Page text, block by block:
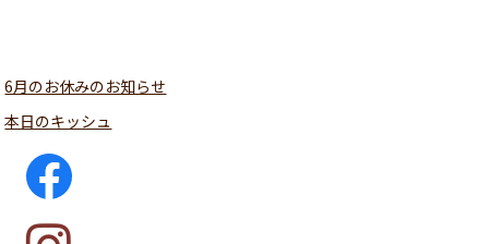
6月のお休みのお知らせ
本日のキッシュ